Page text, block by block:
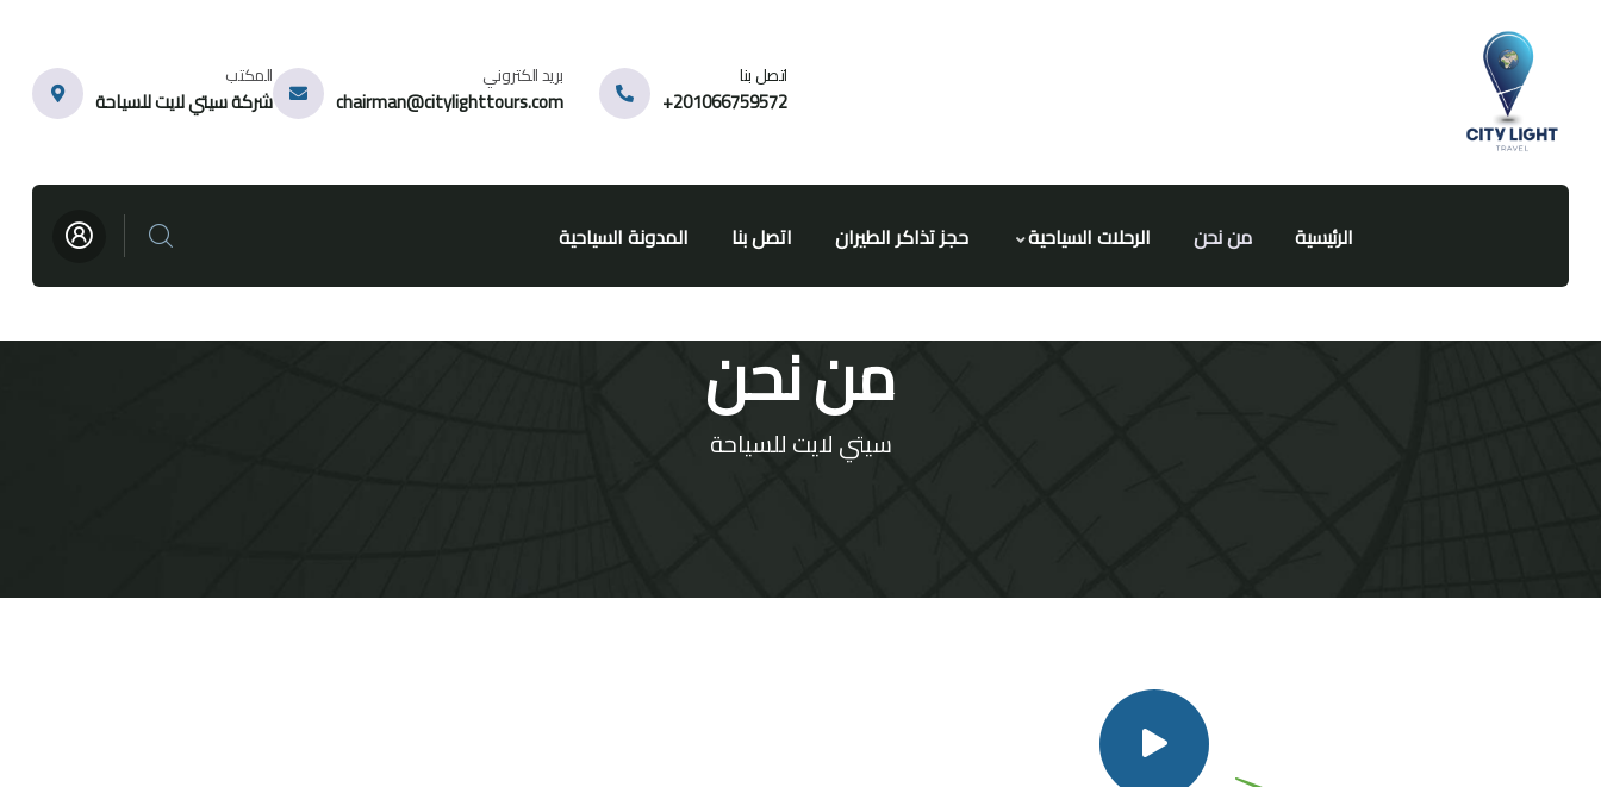
اتصل بنا
201066759572+
بريد الكتروني
chairman@citylighttours.com
المكتب
شركة سيتي لايت للسياحة
المدونة السياحية اتصل بنا حجز تذاكر الطيران الرحلات السياحية من نحن الرئيسية
من نحن
سيتي لايت للسياحة